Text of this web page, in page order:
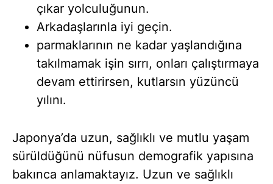
çıkar yolculuğunun.
Arkadaşlarınla iyi geçin.
parmaklarının ne kadar yaşlandığına
takılmamak işin sırrı, onları çalıştırmaya
devam ettirirsen, kutlarsın yüzüncü
yılını.
Japonya’da uzun, sağlıklı ve mutlu yaşam
sürüldüğünü nüfusun demografik yapısına
bakınca anlamaktayız. Uzun ve sağlıklı